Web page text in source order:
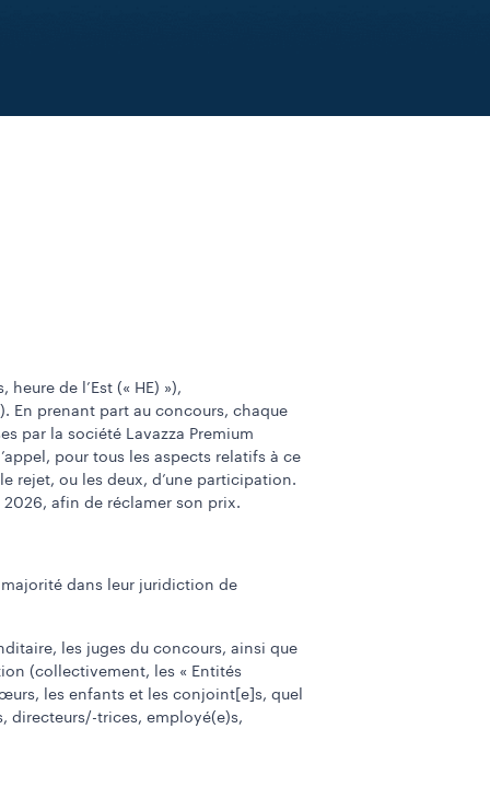
de l’Est (« HE) »),
En prenant part au concours, chaque
par la société Lavazza Premium
pour tous les aspects relatifs à ce
rejet, ou les deux, d’une participation.
afin de réclamer son prix.
dans leur juridiction de
les juges du concours, ainsi que
(collectivement, les « Entités
les enfants et les conjoint[e]s, quel
directeurs/-trices, employé(e)s,